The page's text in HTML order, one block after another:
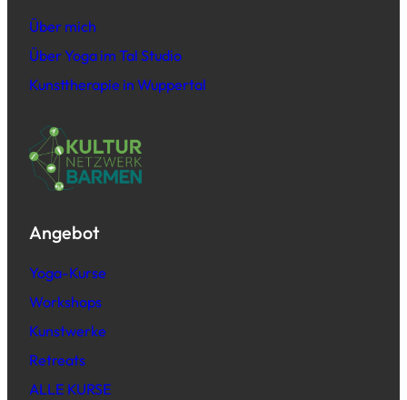
Über mich
Über Yoga im Tal Studio
Kunsttherapie in Wuppertal
Angebot
Yoga-Kurse
Workshops
Kunstwerke
Retreats
ALLE KURSE